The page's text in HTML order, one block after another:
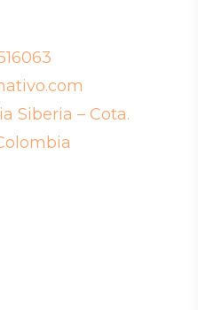
Siberia – Cota.